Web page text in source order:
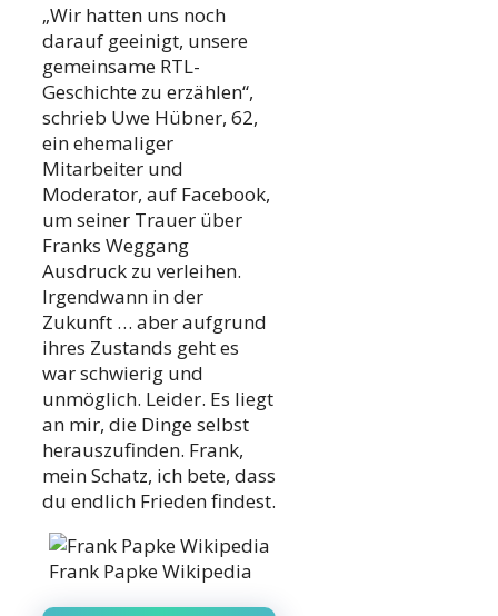
„Wir hatten uns noch
darauf geeinigt, unsere
gemeinsame RTL-
Geschichte zu erzählen“,
schrieb Uwe Hübner, 62,
ein ehemaliger
Mitarbeiter und
Moderator, auf Facebook,
um seiner Trauer über
Franks Weggang
Ausdruck zu verleihen.
Irgendwann in der
Zukunft … aber aufgrund
ihres Zustands geht es
war schwierig und
unmöglich. Leider. Es liegt
an mir, die Dinge selbst
herauszufinden. Frank,
mein Schatz, ich bete, dass
du endlich Frieden findest.
Frank Papke Wikipedia